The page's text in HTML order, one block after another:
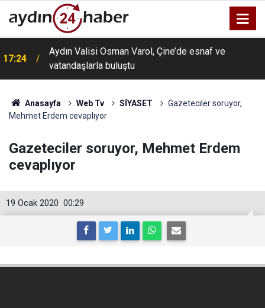
17:24
Aydın Valisi Osman Varol, Çine’de esnaf ve
vatandaşlarla buluştu
Anasayfa Web Tv SİYASET
Gazeteciler soruyor,
Mehmet Erdem cevaplıyor
Gazeteciler soruyor, Mehmet Erdem
cevaplıyor
00:29
19 Ocak 2020